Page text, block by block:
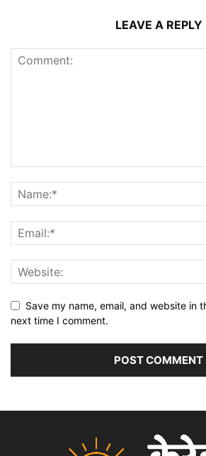
LEAVE A REPLY
Save my name, email, and website in
next time I comment.